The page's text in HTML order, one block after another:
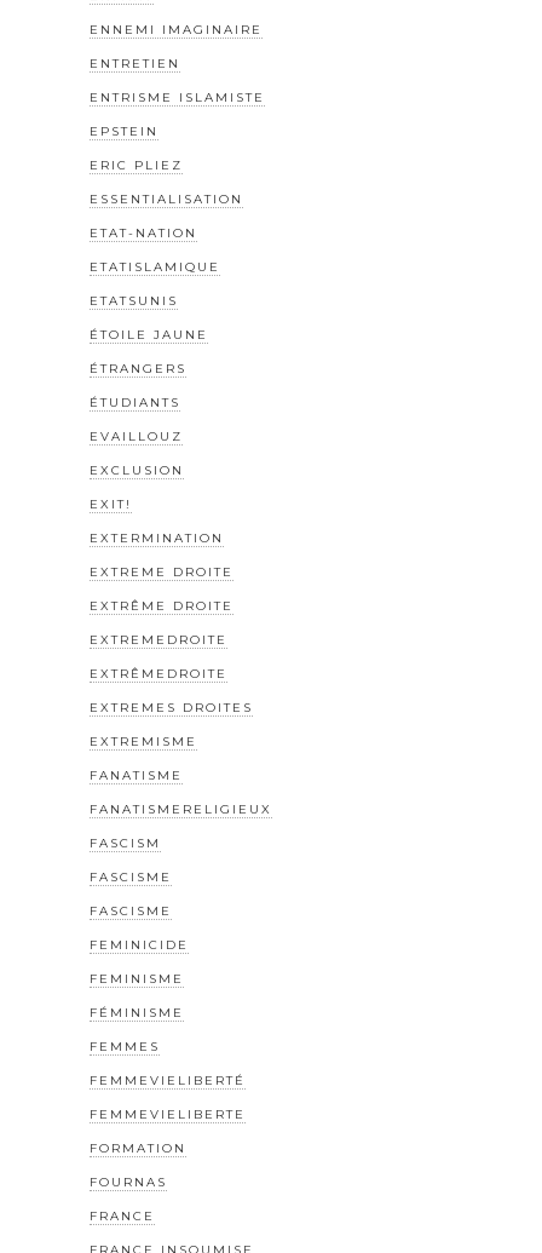
ENNEMI IMAGINAIRE
ENTRETIEN
ENTRISME ISLAMISTE
EPSTEIN
ERIC PLIEZ
ESSENTIALISATION
ETAT-NATION
ETATISLAMIQUE
ETATSUNIS
ÉTOILE JAUNE
ÉTRANGERS
ÉTUDIANTS
EVAILLOUZ
EXCLUSION
EXIT!
EXTERMINATION
EXTREME DROITE
EXTRÊME DROITE
EXTREMEDROITE
EXTRÊMEDROITE
EXTREMES DROITES
EXTREMISME
FANATISME
FANATISMERELIGIEUX
FASCISM
FASCISME
FASCISME
FEMINICIDE
FEMINISME
FÉMINISME
FEMMES
FEMMEVIELIBERTÉ
FEMMEVIELIBERTE
FORMATION
FOURNAS
FRANCE